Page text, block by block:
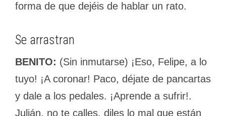
forma de que dejéis de hablar un rato.
Se arrastran
BENITO: (Sin inmutarse) ¡Eso, Felipe, a lo
tuyo! ¡A coronar! Paco, déjate de pancartas
y dale a los pedales. ¡Aprende a sufrir!.
Julián, no te calles, diles lo mal que están